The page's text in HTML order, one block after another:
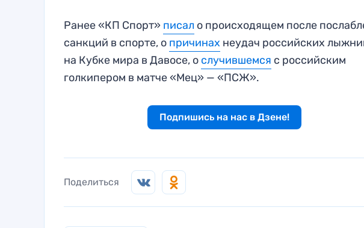
Ранее «КП Спорт» писал о происходящем после
санкций в спорте, о причинах неудач российских
на Кубке мира в Давосе, о случившемся с российским
голкипером в матче «Мец» — «ПСЖ».
Подпишись на нас в Дзене!
Поделиться